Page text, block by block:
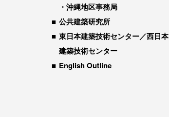
沖縄地区事務局
公共建築研究所
東日本建築技術センター／西日本
建築技術センター
English Outline